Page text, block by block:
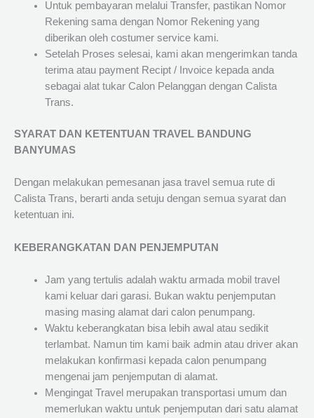
Untuk pembayaran melalui Transfer, pastikan Nomor
Rekening sama dengan Nomor Rekening yang
diberikan oleh costumer service kami.
Setelah Proses selesai, kami akan mengerimkan tanda
terima atau payment Recipt / Invoice kepada anda
sebagai alat tukar Calon Pelanggan dengan Calista
Trans.
SYARAT DAN KETENTUAN TRAVEL BANDUNG
BANYUMAS
Dengan melakukan pemesanan jasa travel semua rute di
Calista Trans, berarti anda setuju dengan semua syarat dan
ketentuan ini.
KEBERANGKATAN DAN PENJEMPUTAN
Jam yang tertulis adalah waktu armada mobil travel
kami keluar dari garasi. Bukan waktu penjemputan
masing masing alamat dari calon penumpang.
Waktu keberangkatan bisa lebih awal atau sedikit
terlambat. Namun tim kami baik admin atau driver akan
melakukan konfirmasi kepada calon penumpang
mengenai jam penjemputan di alamat.
Mengingat Travel merupakan transportasi umum dan
memerlukan waktu untuk penjemputan dari satu alamat